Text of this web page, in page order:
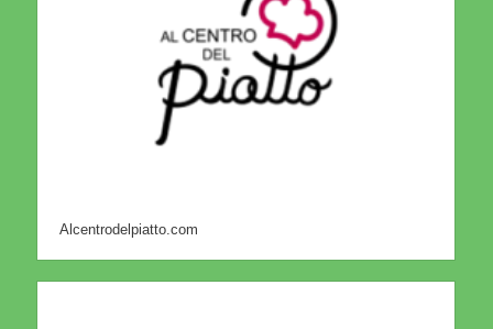
Alcentrodelpiatto.com